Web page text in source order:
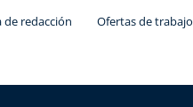
de redacción Ofertas de trabajo